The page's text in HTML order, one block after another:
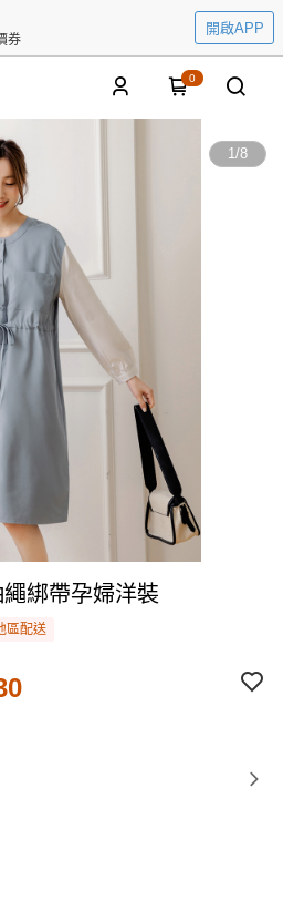
券
開啟APP
0
1/8
綁帶孕婦洋裝
區配送